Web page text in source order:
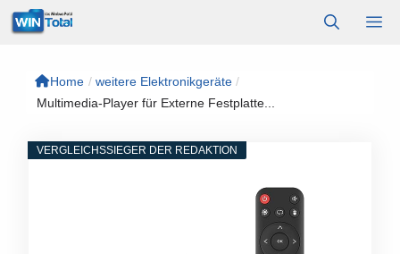
Zum
Inhalt
Home / weitere Elektronikgeräte /
Multimedia-Player für Externe Festplatte...
VERGLEICHSSIEGER DER REDAKTION